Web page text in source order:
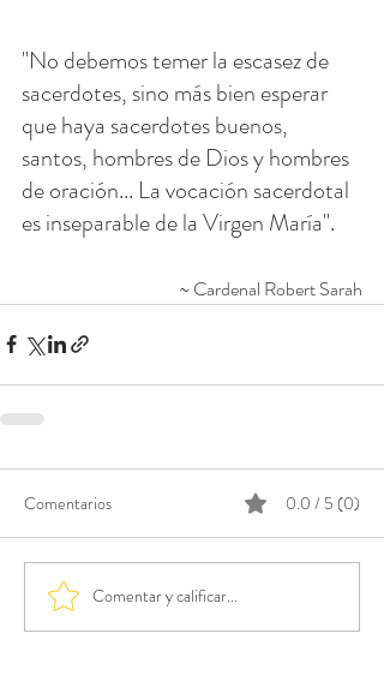
"No debemos temer la escasez de
sacerdotes, sino más bien esperar
que haya sacerdotes buenos,
santos, hombres de Dios y hombres
de oración... La vocación sacerdotal
es inseparable de la Virgen María".
~ Cardenal Robert Sarah
Comentarios 0.0 / 5 (0)
Comentar y calificar...